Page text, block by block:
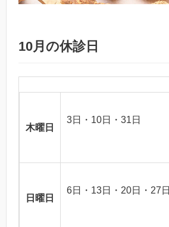
10月の休診日
木曜日
3日・10日・31日
日曜日
6日・13日・20日・27日